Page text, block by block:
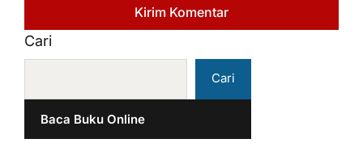
Cari
Cari
Baca Buku Online